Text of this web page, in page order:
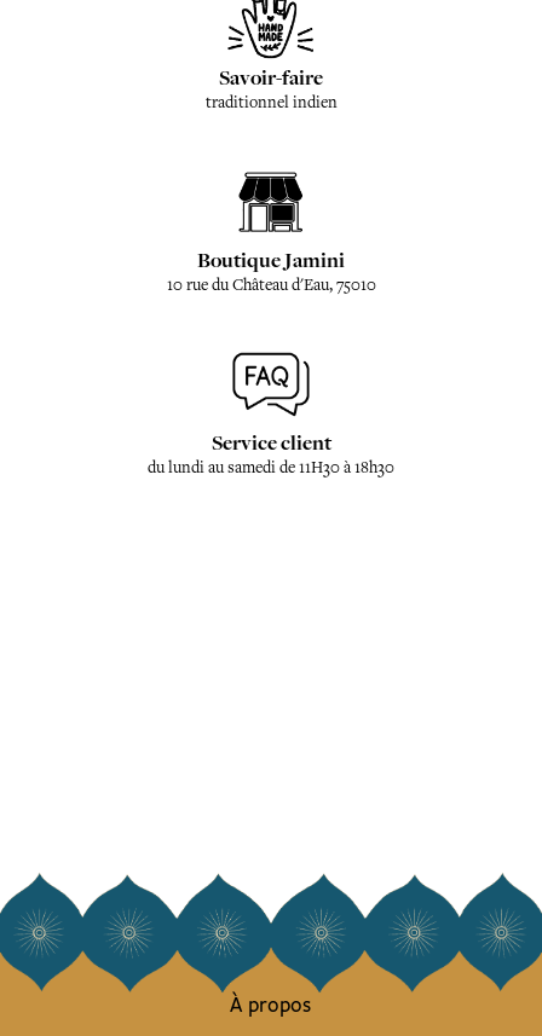
Savoir-faire
traditionnel indien
Boutique Jamini
10 rue du Château d'Eau, 75010
Service client
du lundi au samedi de 11H30 à 18h30
À propos